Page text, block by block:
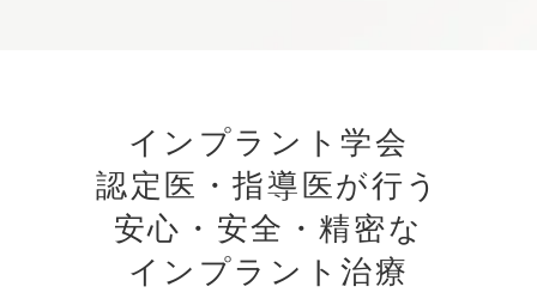
インプラント学会
認定医・指導医が行う
安心・安全・精密な
インプラント治療